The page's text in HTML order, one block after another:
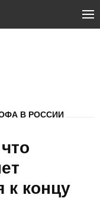
В РОССИИ
к концу